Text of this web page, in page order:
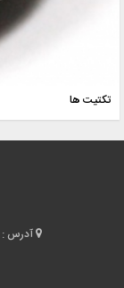
تکتیت ها
آدرس :